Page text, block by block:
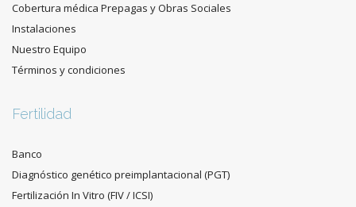
Cobertura médica Prepagas y Obras Sociales
Instalaciones
Nuestro Equipo
Términos y condiciones
Fertilidad
Banco
Diagnóstico genético preimplantacional (PGT)
Fertilización In Vitro (FIV / ICSI)